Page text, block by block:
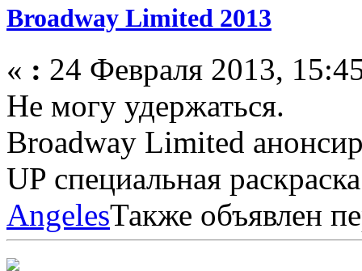
Broadway Limited 2013
« : 24 Февраля 2013,
Не могу удержаться.
Broadway Limited
UP специальная
AngelesТакже объявлен